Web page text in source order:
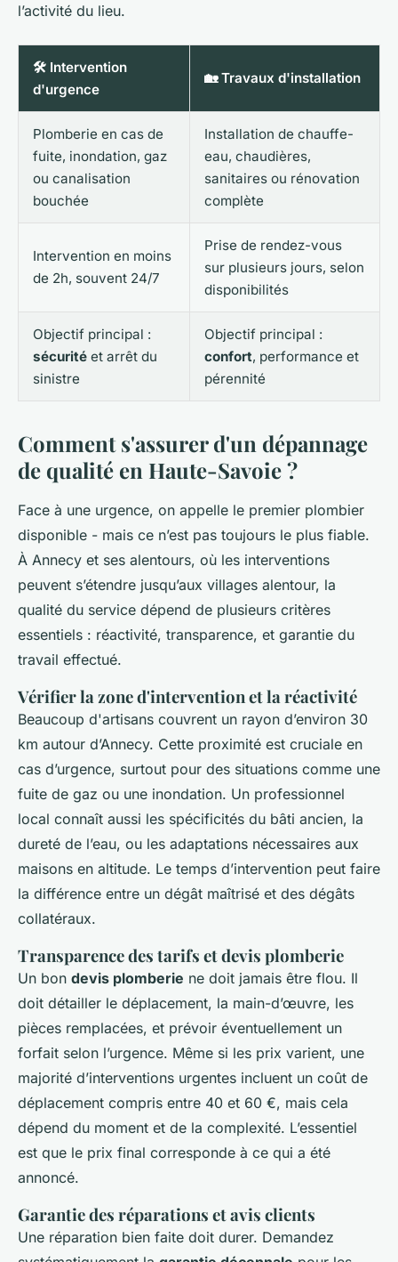
l’activité du lieu.
🛠️ Intervention
d'urgence
🏡 Travaux d'installation
Plomberie en cas de
fuite, inondation, gaz
ou canalisation
bouchée
Installation de chauffe-
eau, chaudières,
sanitaires ou rénovation
complète
Intervention en moins
de 2h, souvent 24/7
Prise de rendez-vous
sur plusieurs jours, selon
disponibilités
Objectif principal :
sécurité et arrêt du
sinistre
Objectif principal :
confort, performance et
pérennité
Comment s'assurer d'un dépannage
de qualité en Haute-Savoie ?
Face à une urgence, on appelle le premier plombier
disponible - mais ce n’est pas toujours le plus fiable.
À Annecy et ses alentours, où les interventions
peuvent s’étendre jusqu’aux villages alentour, la
qualité du service dépend de plusieurs critères
essentiels : réactivité, transparence, et garantie du
travail effectué.
Vérifier la zone d'intervention et la réactivité
Beaucoup d'artisans couvrent un rayon d’environ 30
km autour d’Annecy. Cette proximité est cruciale en
cas d’urgence, surtout pour des situations comme une
fuite de gaz ou une inondation. Un professionnel
local connaît aussi les spécificités du bâti ancien, la
dureté de l’eau, ou les adaptations nécessaires aux
maisons en altitude. Le temps d’intervention peut faire
la différence entre un dégât maîtrisé et des dégâts
collatéraux.
Transparence des tarifs et devis plomberie
Un bon devis plomberie ne doit jamais être flou. Il
doit détailler le déplacement, la main-d’œuvre, les
pièces remplacées, et prévoir éventuellement un
forfait selon l’urgence. Même si les prix varient, une
majorité d’interventions urgentes incluent un coût de
déplacement compris entre 40 et 60 €, mais cela
dépend du moment et de la complexité. L’essentiel
est que le prix final corresponde à ce qui a été
annoncé.
Garantie des réparations et avis clients
Une réparation bien faite doit durer. Demandez